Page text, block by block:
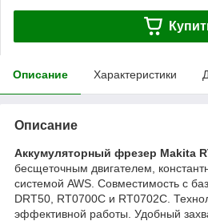
Описание Характеристики
Описание
Аккумуляторный фрезер Makita
бесщеточным двигателем,
системой AWS. Совместимость с
DRT50, RT0700C и RT0702C.
эффективной работы. Удобный